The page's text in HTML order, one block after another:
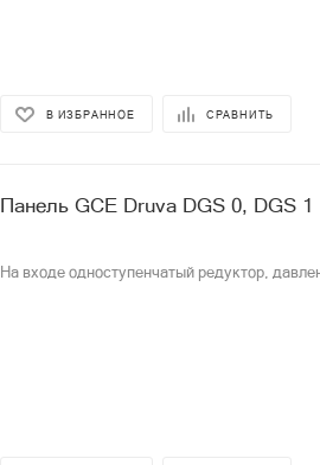
В ИЗБРАННОЕ СРАВНИТЬ
Панель GCE Druva DGS 0, DGS 1
На входе одноступенчатый редуктор,